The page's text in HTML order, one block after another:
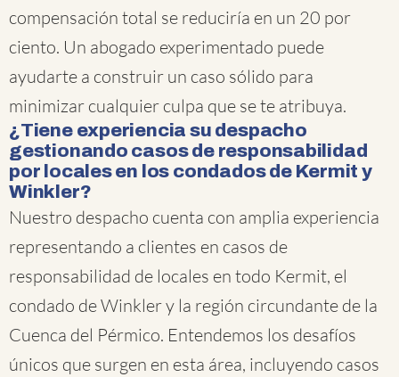
compensación total se reduciría en un 20 por
ciento. Un abogado experimentado puede
ayudarte a construir un caso sólido para
minimizar cualquier culpa que se te atribuya.
¿Tiene experiencia su despacho
gestionando casos de responsabilidad
por locales en los condados de Kermit y
Winkler?
Nuestro despacho cuenta con amplia experiencia
representando a clientes en casos de
responsabilidad de locales en todo Kermit, el
condado de Winkler y la región circundante de la
Cuenca del Pérmico. Entendemos los desafíos
únicos que surgen en esta área, incluyendo casos